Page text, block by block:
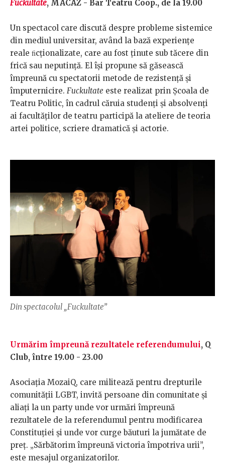
Fuckultate, MACAZ - Bar Teatru Coop., de la 19.00
Un spectacol care discută despre probleme sistemice
din mediul universitar, având la bază experiențe
reale ﬁcționalizate, care au fost ținute sub tăcere din
frică sau neputință. El îşi propune să găsească
împreună cu spectatorii metode de rezistență și
împuternicire. Fuckultate este realizat prin Școala de
Teatru Politic, în cadrul căruia studenți și absolvenți
ai facultăților de teatru participă la ateliere de teoria
artei politice, scriere dramatică și actorie.
Din spectacolul „Fuckultate”
Urmărim împreună rezultatele referendumului, Q
Club, între 19.00 - 23.00
Asociaţia MozaiQ, care militează pentru drepturile
comunităţii LGBT, invită persoane din comunitate şi
aliaţi la un party unde vor urmări împreună
rezultatele de la referendumul pentru modificarea
Constituției şi unde vor curge băuturi la jumătate de
preţ. „Sărbătorim împreună victoria împotriva urii”,
este mesajul organizatorilor.